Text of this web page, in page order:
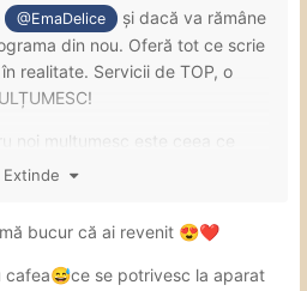
@EmaDelice
și dacă va rămâne
din nou. Oferă tot ce scrie
realitate. Servicii de TOP, o
noi mulțumesc este ceea ce
și satisfacție. Te pup!
Extinde
bucur că ai revenit 😍❤️
cafea😅ce se potrivesc la aparat